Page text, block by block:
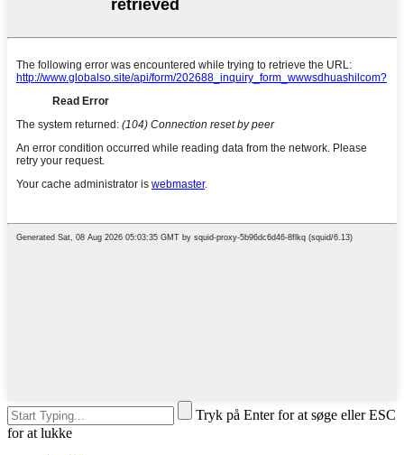
Tryk på Enter for at søge eller ESC
for at lukke